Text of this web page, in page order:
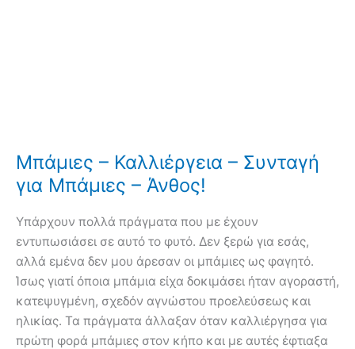
Μπάμιες – Καλλιέργεια – Συνταγή
για Μπάμιες – Άνθος!
Υπάρχουν πολλά πράγματα που με έχουν
εντυπωσιάσει σε αυτό το φυτό. Δεν ξερώ για εσάς,
αλλά εμένα δεν μου άρεσαν οι μπάμιες ως φαγητό.
Ίσως γιατί όποια μπάμια είχα δοκιμάσει ήταν αγοραστή,
κατεψυγμένη, σχεδόν αγνώστου προελεύσεως και
ηλικίας. Τα πράγματα άλλαξαν όταν καλλιέργησα για
πρώτη φορά μπάμιες στον κήπο και με αυτές έφτιαξα